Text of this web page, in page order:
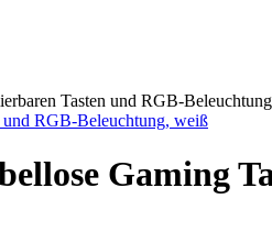
Tasten und RGB-
Gaming